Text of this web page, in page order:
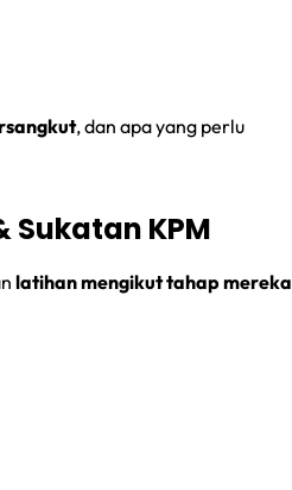
, dan apa yang perlu
KPM
latihan mengikut tahap mereka